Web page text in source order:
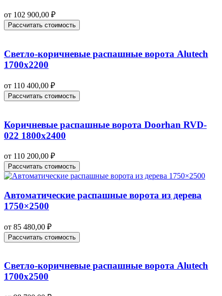
от 102 900,00 ₽
Рассчитать стоимость
Светло-коричневые распашные ворота Alutech
1700х2200
от 110 400,00 ₽
Рассчитать стоимость
Коричневые распашные ворота Doorhan RVD-
022 1800х2400
от 110 200,00 ₽
Рассчитать стоимость
Автоматические распашные ворота из дерева
1750×2500
от 85 480,00 ₽
Рассчитать стоимость
Светло-коричневые распашные ворота Alutech
1700х2500